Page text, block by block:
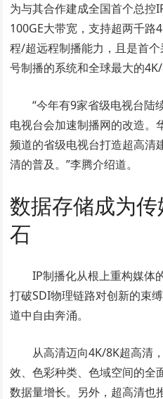
为与其合作建成全国首个总控
100GE大带宽，支持超两千路
程/超远程制播能力，且是首
号制播的系统和全球最大的4K/
“今年有9家省级电视台陆
电视台会加速制播网的改造。
频道的省级电视台打造超高清
清的普及。”李腾介绍道。
数据存储成为
石
IP制播化从根上重构媒体
打破SDI物理链路对创新的束
道中自由奔涌。
从高清迈向4K/8K超高清
效、色彩种类、色域空间的全
数据量增长。另外，超高清也